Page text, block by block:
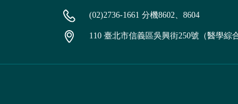
(02)2736-1661 分機8602、8604
110 臺北市信義區吳興街250號（醫學綜